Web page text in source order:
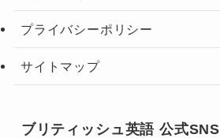
プライバシーポリシー
サイトマップ
ブリティッシュ英語 公式SNS